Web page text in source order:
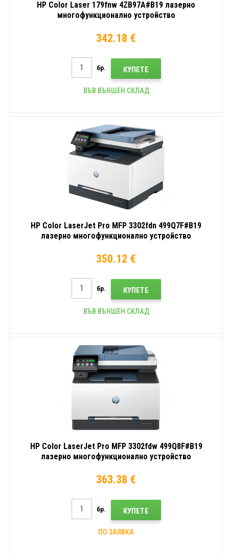
HP Color Laser 179fnw 4ZB97A#B19 лазерно
многофункционално устройство
342.18 €
бр. КУПЕТЕ
ВЪВ ВЪНШЕН СКЛАД
HP Color LaserJet Pro MFP 3302fdn 499Q7F#B19
лазерно многофункционално устройство
350.12 €
бр. КУПЕТЕ
ВЪВ ВЪНШЕН СКЛАД
HP Color LaserJet Pro MFP 3302fdw 499Q8F#B19
лазерно многофункционално устройство
363.38 €
бр. КУПЕТЕ
ПО ЗАЯВКА